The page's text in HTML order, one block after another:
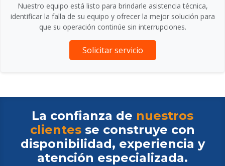
Nuestro equipo está listo para brindarle asistencia técnica,
identificar la falla de su equipo y ofrecer la mejor solución para
que su operación continúe sin interrupciones.
Solicitar servicio
La confianza de nuestros
clientes se construye con
disponibilidad, experiencia y
atención especializada.